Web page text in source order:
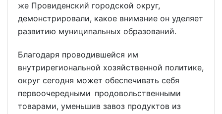
же Провиденский городской округ,
демонстрировали, какое внимание он уделяет
развитию муниципальных образований.
Благодаря проводившейся им
внутрирегиональной хозяйственной политике,
округ сегодня может обеспечивать себя
первоочередными продовольственными
товарами, уменьшив завоз продуктов из